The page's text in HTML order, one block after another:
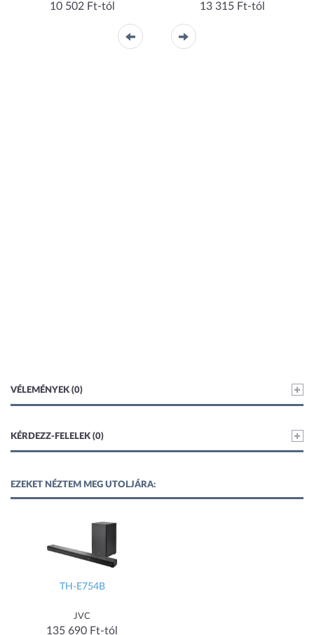
10 502 Ft-tól 13 315 Ft-tól
VÉLEMÉNYEK (0)
KÉRDEZZ-FELELEK (0)
EZEKET NÉZTEM MEG UTOLJÁRA:
TH-E754B
JVC
135 690 Ft-tól